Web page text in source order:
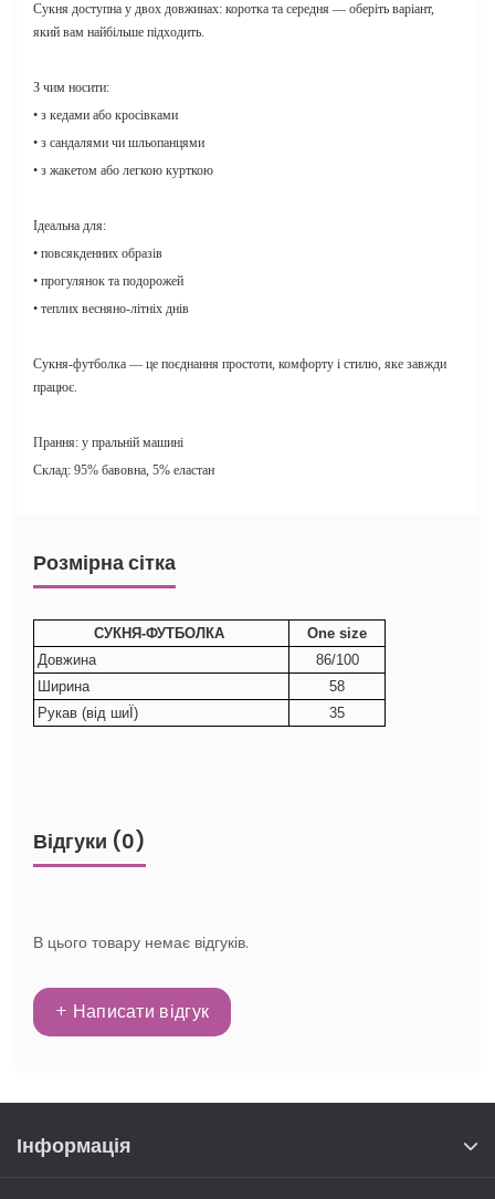
Сукня доступна у двох довжинах: коротка та середня — оберіть варіант,
який вам найбільше підходить.
З чим носити:
• з кедами або кросівками
• з сандалями чи шльопанцями
• з жакетом або легкою курткою
Ідеальна для:
• повсякденних образів
• прогулянок та подорожей
• теплих весняно-літніх днів
Сукня-футболка — це поєднання простоти, комфорту і стилю, яке завжди
працює.
Прання: у пральній машині
Склад: 95% бавовна, 5% еластан
Розмірна сітка
СУКНЯ-ФУТБОЛКА
Оne size
Довжина
86/100
Ширина
58
Рукав (від шиЇ)
35
Відгуки (0)
В цього товару немає відгуків.
+ Написати відгук
Інформація